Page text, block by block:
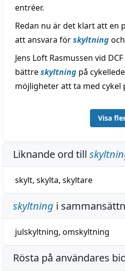
entréer.
Redan nu är det klart att en
att ansvara förskyltning
Jens Loft Rasmussen vid
bättreskyltning på
möjligheter att ta med cykel
Visa
Liknande ord till
skylt, skylta, skyltare
skyltning i
julskyltning, omskyltning
Rösta på användares